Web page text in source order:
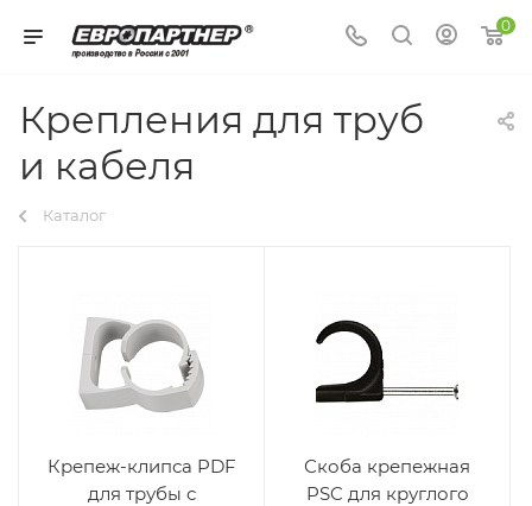
0
Крепления для труб
и кабеля
Каталог
Крепеж-клипса PDF
для трубы с
Скоба крепежная
PSC для круглого